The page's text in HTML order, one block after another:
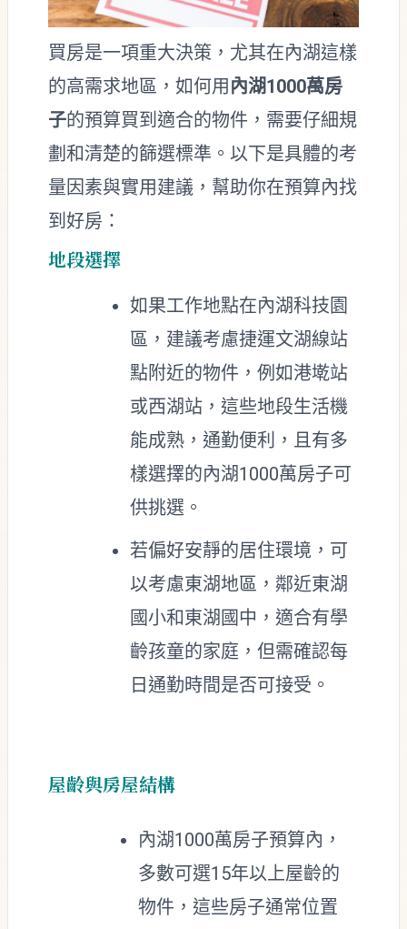
買房是一項重大決策，尤其在內湖這樣
的高需求地區，如何用 內湖1000萬房
子的預算買到適合的物件，需要仔細規
劃和清楚的篩選標準。以下是具體的考
量因素與實用建議，幫助你在預算內找
到好房：
地段選擇
如果工作地點在內湖科技園
區，建議考慮捷運文湖線站
點附近的物件，例如港墘站
或西湖站，這些地段生活機
能成熟，通勤便利，且有多
樣選擇的內湖1000萬房子可
供挑選。
若偏好安靜的居住環境，可
以考慮東湖地區，鄰近東湖
國小和東湖國中，適合有學
齡孩童的家庭，但需確認每
日通勤時間是否可接受。
屋齡與房屋結構
內湖1000萬房子預算內，
多數可選15年以上屋齡的
物件，這些房子通常位置